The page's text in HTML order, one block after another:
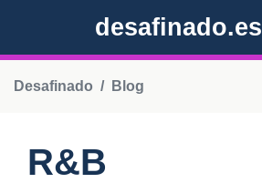
desafinado.es
Desafinado Blog
R&B